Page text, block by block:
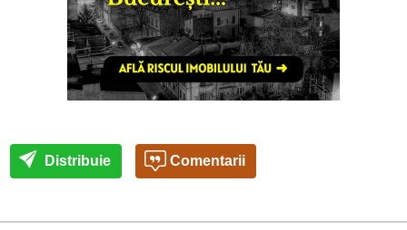
Distribuie Comentarii